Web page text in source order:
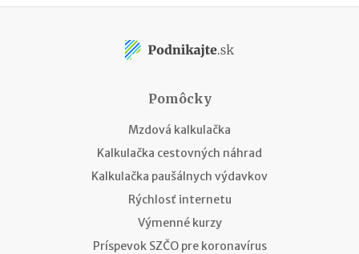
Pomôcky
Mzdová kalkulačka
Kalkulačka cestovných náhrad
Kalkulačka paušálnych výdavkov
Rýchlosť internetu
Výmenné kurzy
Príspevok SZČO pre koronavírus